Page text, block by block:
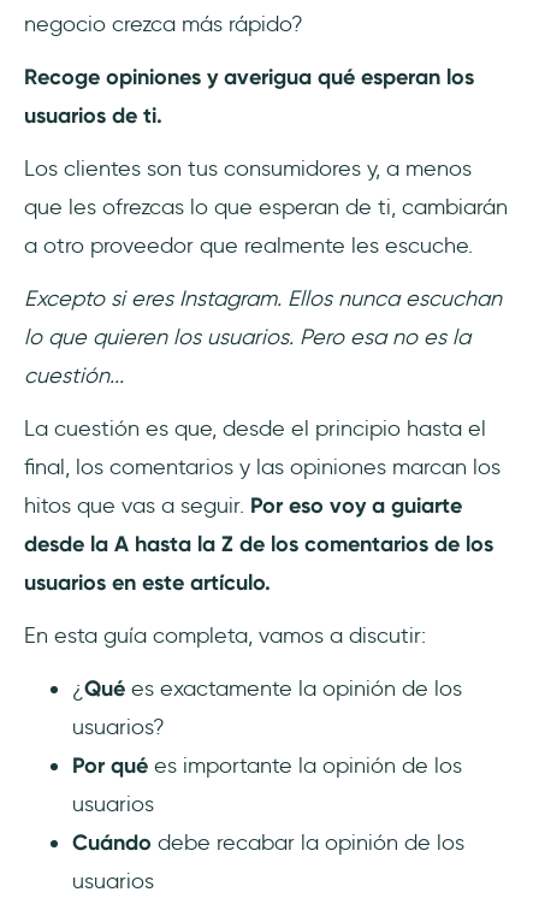
3- Mejora continua
Cómo recoger la opinión de los usuarios
Ahora que el trabajo es digital y a distancia,
2- Buscando en los foros
3- Observación minuciosa
Cómo utilizar las opiniones de los usuarios
Paso 1: Analizar la información recopilada
Paso 2: Tomar medidas
Cómo mejorar el proceso de recogida de
opiniones de los usuarios
Preguntas Frecuentes
¿Por qué debo recoger la opinión de los
usuarios?
negocio crezca más rápido?
Recoge opiniones y averigua qué esperan los
usuarios de ti.
Los clientes son tus consumidores y, a menos
que les ofrezcas lo que esperan de ti, cambiarán
a otro proveedor que realmente les escuche.
Excepto si eres Instagram. Ellos nunca escuchan
lo que quieren los usuarios. Pero esa no es la
cuestión...
La cuestión es que, desde el principio hasta el
final, los comentarios y las opiniones marcan los
hitos que vas a seguir. Por eso voy a guiarte
desde la A hasta la Z de los comentarios de los
usuarios en este artículo.
En esta guía completa, vamos a discutir:
¿Qué es exactamente la opinión de los
usuarios?
Por qué es importante la opinión de los
usuarios
Cuándo debe recabar la opinión de los
usuarios